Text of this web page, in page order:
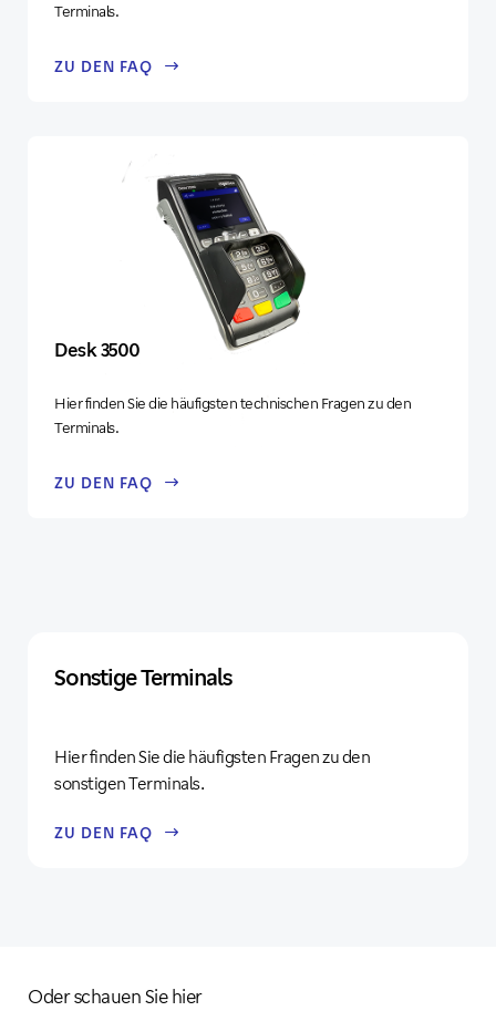
Terminals.
ZU DEN FAQ
Desk 3500
Hier finden Sie die häufigsten technischen Fragen zu den
Terminals.
ZU DEN FAQ
Sonstige Terminals
Hier finden Sie die häufigsten Fragen zu den
sonstigen Terminals.
ZU DEN FAQ
Oder schauen Sie hier